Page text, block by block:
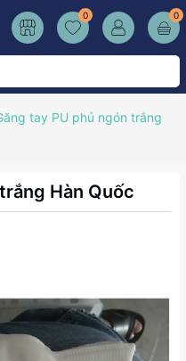
0 0
tay PU phủ ngón trắng
Hàn Quốc